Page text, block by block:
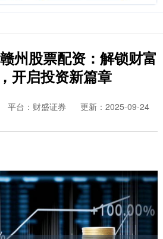
州股票配资：解锁财富
开启投资新篇章
平台：财盛证券
更新：2025-09-24